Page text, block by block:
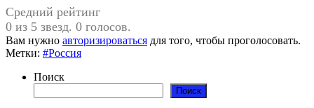
Средний рейтинг
0 из 5 звезд. 0 голосов.
Вам нужно авторизироваться для того, чтобы проголосовать.
Метки: #Россия
Поиск
Поиск